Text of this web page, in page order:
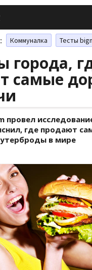
Коммуналка Тесты
города,
самые
провел
где продают
в мире